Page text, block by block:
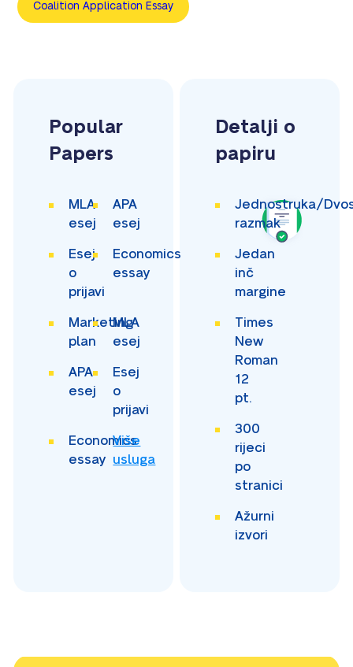
Coalition Application Essay
Popular
Papers
MLA
esej
APA
esej
Esej
o
prijavi
Economics
essay
Marketing
plan
MLA
esej
APA
esej
Esej
o
prijavi
Economics
essay
Više
usluga
Detalji o
papiru
Jednostruka/
razmak
Jedan
inč
margine
Times
New
Roman
12
pt.
300
rijeci
po
stranici
Ažurni
izvori